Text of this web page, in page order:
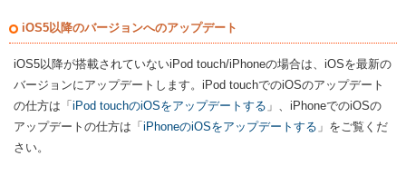
iOS5以降のバージョンへのアップデート
iOS5以降が搭載されていないiPod touch/iPhoneの場合は、iOSを最新の
バージョンにアップデートします。iPod touchでのiOSのアップデート
の仕方は「 iPod touchのiOSをアップデートする 」、iPhoneでのiOSの
アップデートの仕方は「 iPhoneのiOSをアップデートする 」をご覧くだ
さい。